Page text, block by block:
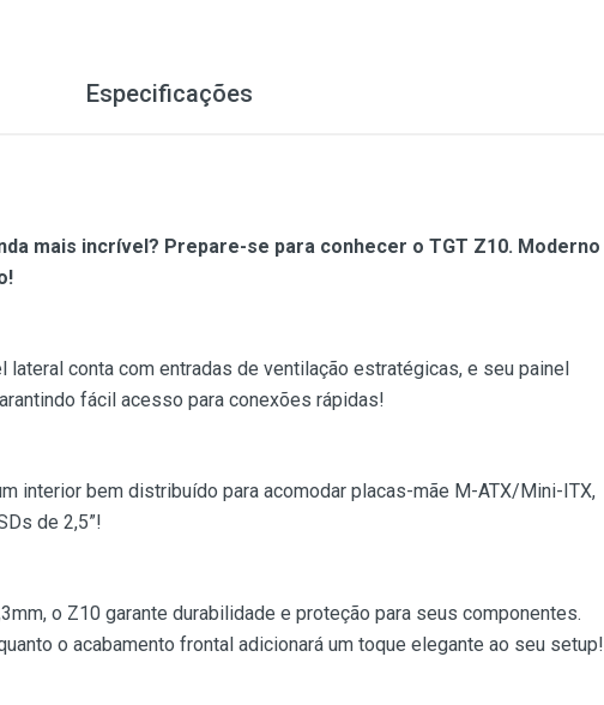
Especificações
mais incrível? Prepare-se para conhecer o TGT Z10. Moderno
conta com entradas de ventilação estratégicas, e seu painel
fácil acesso para conexões rápidas!
interior bem distribuído para acomodar placas-mãe M-ATX/Mini-ITX,
de 2,5”!
o Z10 garante durabilidade e proteção para seus componentes.
o acabamento frontal adicionará um toque elegante ao seu setup!